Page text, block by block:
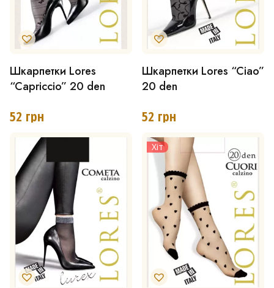
сторінці
товару
Шкарпетки Lores
“Capriccio” 20 den
52 грн
Цей
товар
має
варіантів.
Параметри
можна
вибрати
на
сторінці
товару
Шкарпетки Lores “Ciao”
20 den
52 грн
Цей
товар
має
варіантів.
Параметри
можна
вибрати
сторінці
товару
Хіт